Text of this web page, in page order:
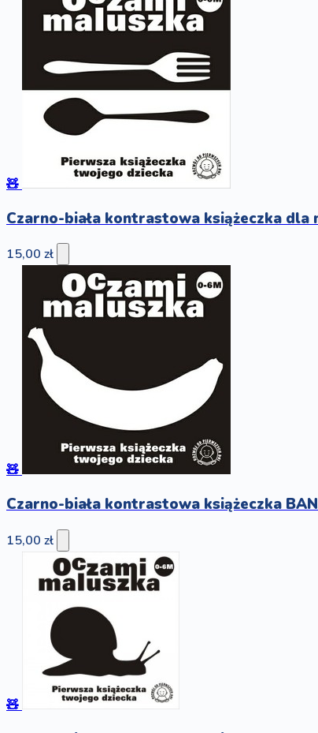
🧸
Czarno-biała kontrastowa książeczka dla
15,00 zł
🧸
Czarno-biała kontrastowa książeczka
15,00 zł
🧸